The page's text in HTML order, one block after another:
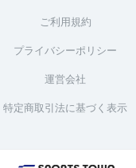
ご利用規約
プライバシーポリシー
運営会社
特定商取引法に基づく表示